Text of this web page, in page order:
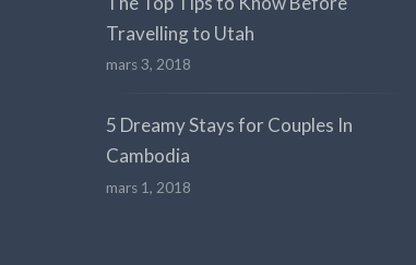
Travelling to Utah
mars 3, 2018
5 Dreamy Stays for Couples In
Cambodia
mars 1, 2018